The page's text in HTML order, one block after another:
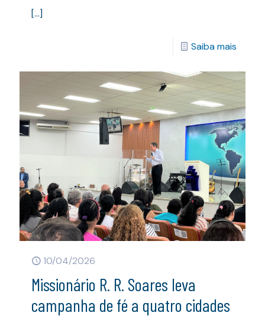
[…]
Saiba mais
10/04/2026
Missionário R. R. Soares leva
campanha de fé a quatro cidades